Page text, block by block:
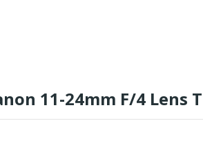
11-24mm F/4 Lens